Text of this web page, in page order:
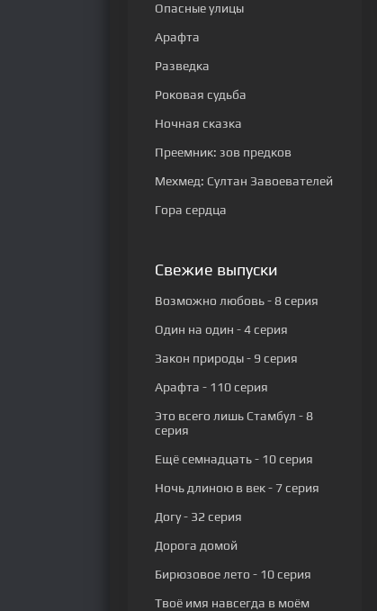
Опасные улицы
Арафта
Разведка
Роковая судьба
Ночная сказка
Преемник: зов предков
Мехмед: Султан Завоевателей
Гора сердца
Свежие выпуски
Возможно любовь- 8 серия
Один на один - 4 серия
Закон природы- 9 серия
Арафта - 110 серия
Это всего лишь Стамбул - 8
серия
Ещё семнадцать- 10 серия
Ночь длиною в век- 7 серия
Догу- 32 серия
Дорога домой
Бирюзовое лето - 10 серия
Твоё имя навсегда в моём